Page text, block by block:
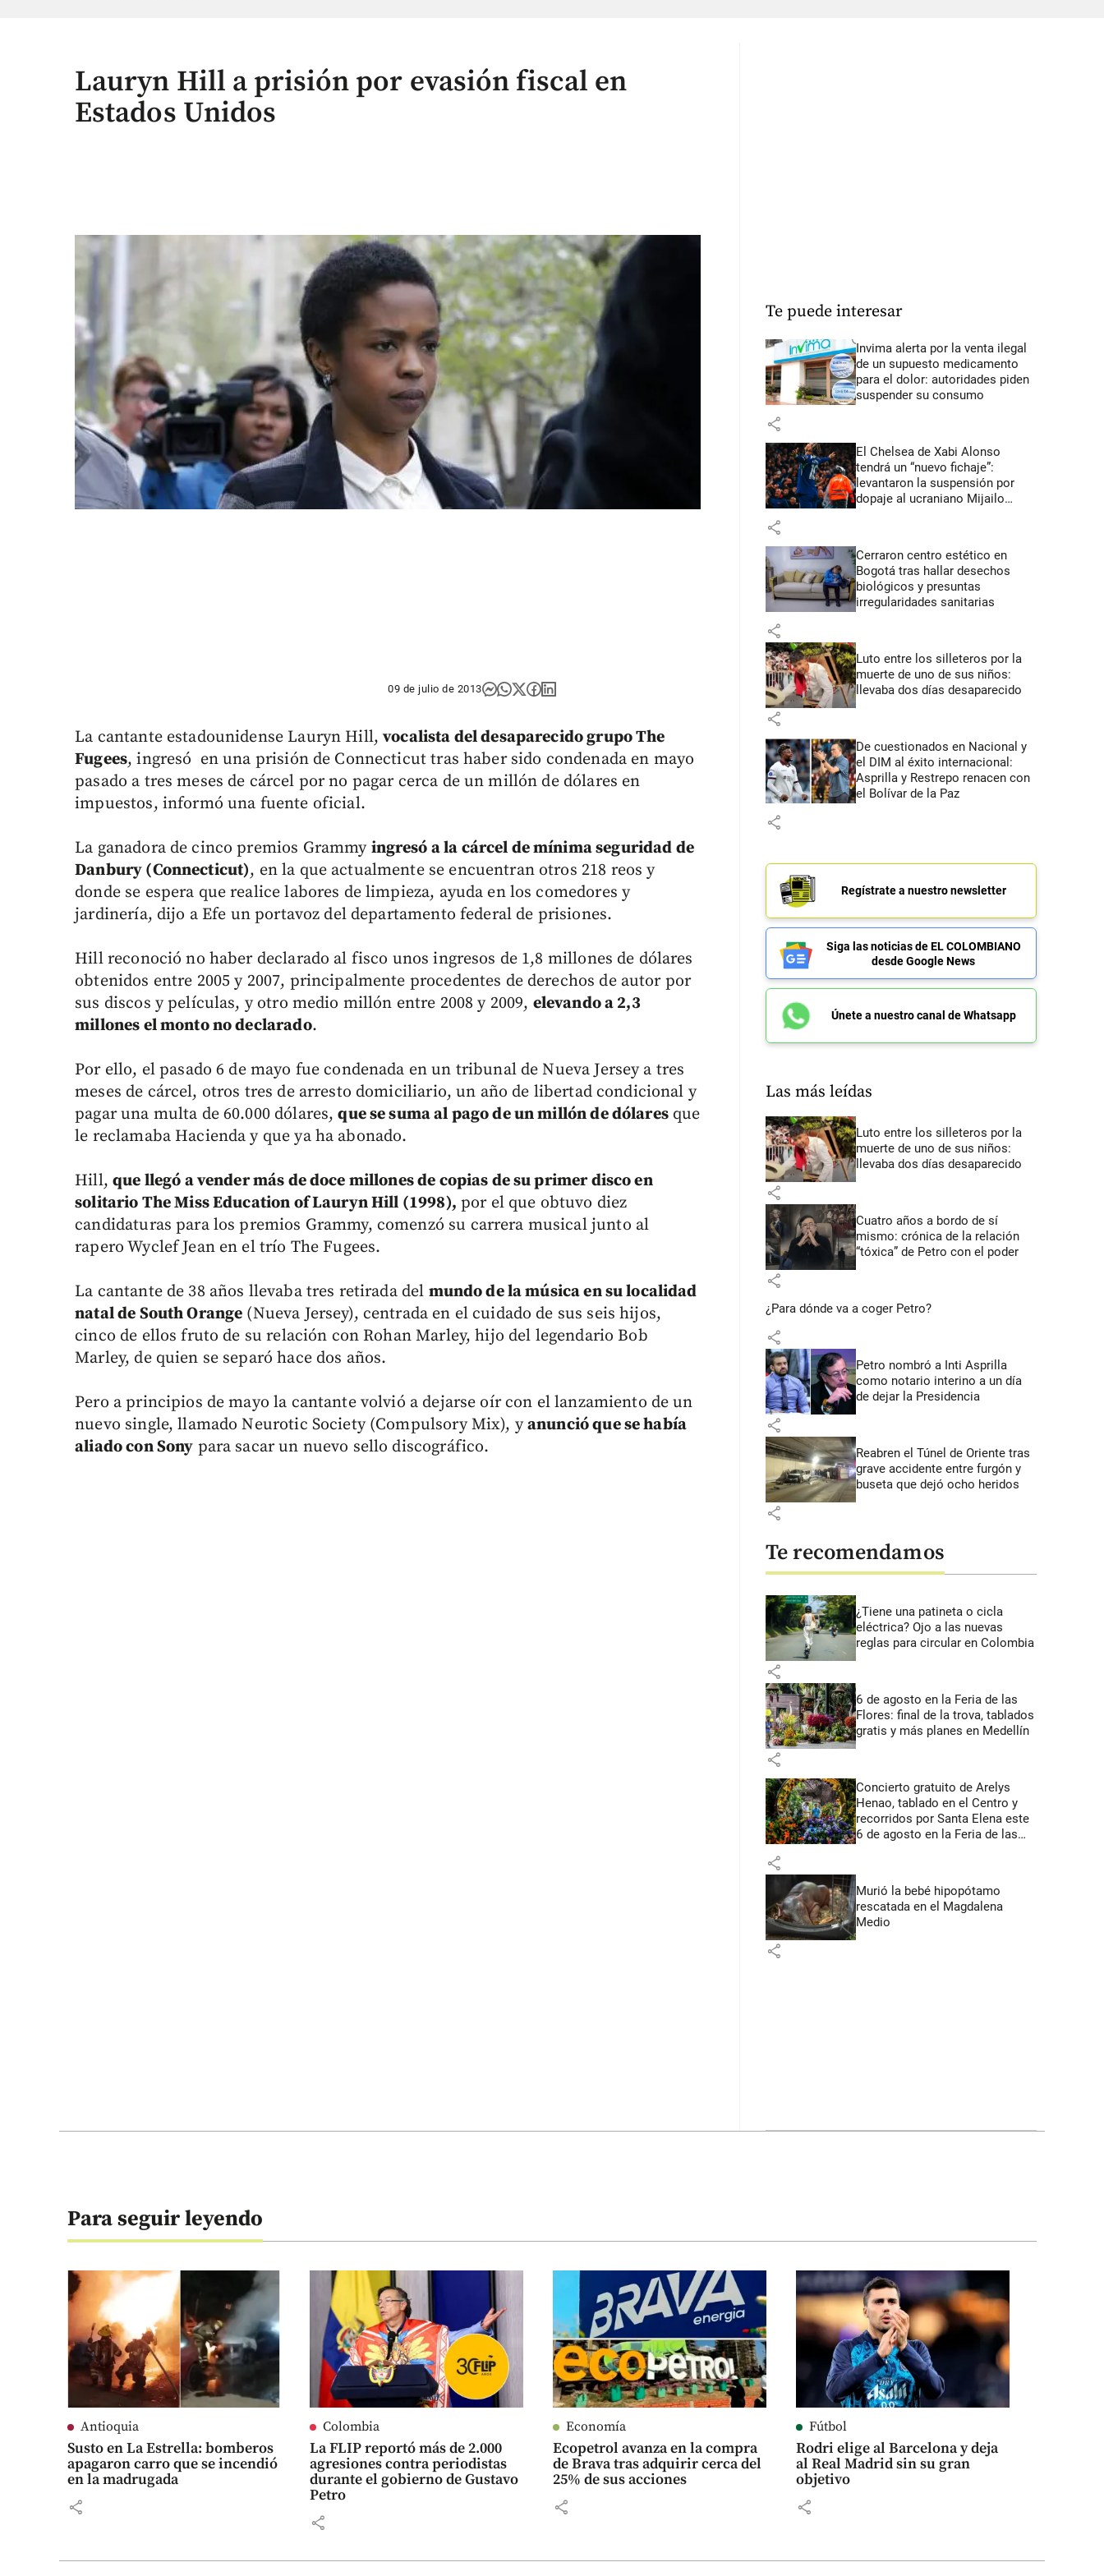
Lauryn Hill a prisión por evasión fiscal en
Estados Unidos
09 de julio de 2013
La cantante estadounidense Lauryn Hill,vocalista del desaparecido grupo The
Fugees, ingresó en una prisión de Connecticut tras haber sido condenada en mayo
pasado a tres meses de cárcel por no pagar cerca de un millón de dólares en
impuestos, informó una fuente oficial.
La ganadora de cinco premios Grammy ingresó a la cárcel de mínima seguridad de
Danbury (Connecticut), en la que actualmente se encuentran otros 218 reos y
donde se espera que realice labores de limpieza, ayuda en los comedores y
jardinería, dijo a Efe un portavoz del departamento federal de prisiones.
Hill reconoció no haber declarado al fisco unos ingresos de 1,8 millones de dólares
obtenidos entre 2005 y 2007, principalmente procedentes de derechos de autor por
sus discos y películas, y otro medio millón entre 2008 y 2009, elevando a 2,3
millones el monto no declarado.
Por ello, el pasado 6 de mayo fue condenada en un tribunal de Nueva Jersey a tres
meses de cárcel, otros tres de arresto domiciliario, un año de libertad condicional y
pagar una multa de 60.000 dólares,que se suma al pago de un millón de dólaresque
le reclamaba Hacienda y que ya ha abonado.
Hill,que llegó a vender más de doce millones de copias de su primer disco en
solitario The Miss Education of Lauryn Hill (1998), por el que obtuvo diez
candidaturas para los premios Grammy, comenzó su carrera musical junto al
rapero Wyclef Jean en el trío The Fugees.
La cantante de 38 años llevaba tres retirada del mundo de la música en su localidad
natal de South Orange (Nueva Jersey), centrada en el cuidado de sus seis hijos,
cinco de ellos fruto de su relación con Rohan Marley, hijo del legendario Bob
Marley, de quien se separó hace dos años.
Pero a principios de mayo la cantante volvió a dejarse oír con el lanzamiento de un
nuevo single, llamado Neurotic Society (Compulsory Mix), yanunció que se había
aliado con Sony para sacar un nuevo sello discográfico.
Te puede interesar
Invima alerta por la venta ilegal
de un supuesto medicamento
para el dolor: autoridades piden
suspender su consumo
share
El Chelsea de Xabi Alonso
tendrá un “nuevo fichaje”:
levantaron la suspensión por
dopaje al ucraniano Mijailo
share
Cerraron centro estético en
Bogotá tras hallar desechos
biológicos y presuntas
irregularidades sanitarias
share
Luto entre los silleteros por la
muerte de uno de sus niños:
llevaba dos días desaparecido
share
De cuestionados en Nacional y
el DIM al éxito internacional:
Asprilla y Restrepo renacen con
el Bolívar de la Paz
share
Regístrate a nuestro newsletter
Siga las noticias de EL COLOMBIANO
desde Google News
Únete a nuestro canal de Whatsapp
Las más leídas
Luto entre los silleteros por la
muerte de uno de sus niños:
llevaba dos días desaparecido
share
Cuatro años a bordo de sí
mismo: crónica de la relación
“tóxica” de Petro con el poder
share
¿Para dónde va a coger Petro?
share
Petro nombró a Inti Asprilla
como notario interino a un día
de dejar la Presidencia
share
Reabren el Túnel de Oriente tras
grave accidente entre furgón y
buseta que dejó ocho heridos
share
Te recomendamos
¿Tiene una patineta o cicla
eléctrica? Ojo a las nuevas
reglas para circular en Colombia
share
6 de agosto en la Feria de las
Flores: final de la trova, tablados
gratis y más planes en Medellín
share
Concierto gratuito de Arelys
Henao, tablado en el Centro y
recorridos por Santa Elena este
6 de agosto en la Feria de las
share
Murió la bebé hipopótamo
rescatada en el Magdalena
Medio
share
Para seguir leyendo
Antioquia
Susto en La Estrella: bomberos
apagaron carro que se incendió
en la madrugada
share
Colombia
La FLIP reportó más de 2.000
agresiones contra periodistas
durante el gobierno de Gustavo
Petro
share
Economía
Ecopetrol avanza en la compra
de Brava tras adquirir cerca del
25% de sus acciones
share
Fútbol
Rodri elige al Barcelona y deja
al Real Madrid sin su gran
objetivo
share